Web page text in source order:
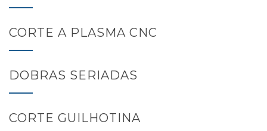
CORTE A PLASMA CNC
DOBRAS SERIADAS
CORTE GUILHOTINA